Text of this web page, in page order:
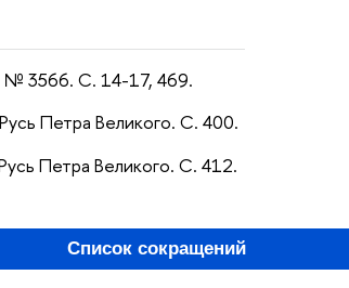
3566. С. 14-17, 469.
Петра Великого. С. 400.
Петра Великого. С. 412.
Список сокращений